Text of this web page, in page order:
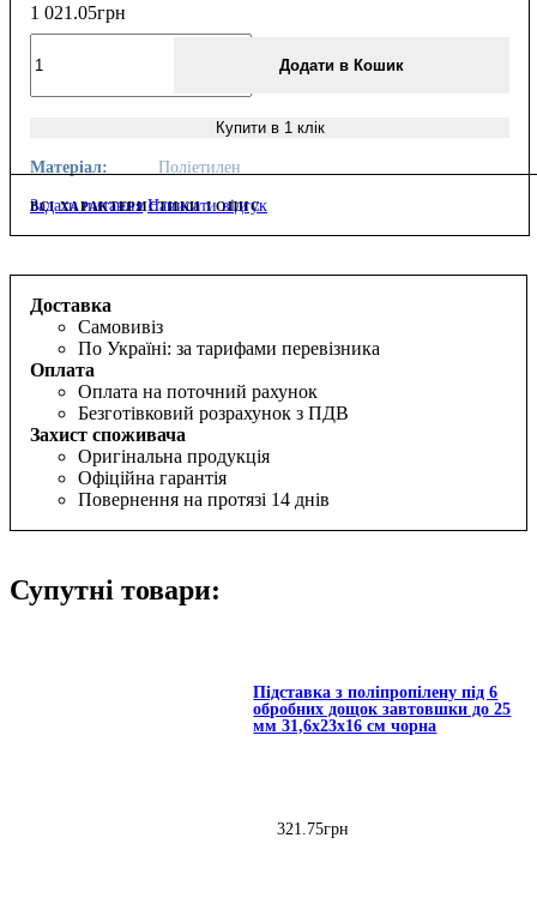
1 021 .05грн
Додати в Кошик
Купити в 1 клік
Матеріал: Поліетилен
ВСІ ХАРАКТЕРИСТИКИ І ОПИС
Задати питання Написати відгук
Супутні товари:
Підставка з поліпропілену під 6
обробних дощок завтовшки до 25
мм 31,6х23х16 см чорна
321.75грн
Доставка
Самовивіз
По Україні: за тарифами перевізника
Оплата
Оплата на поточний рахунок
Безготівковий розрахунок з ПДВ
Захист споживача
Оригінальна продукція
Офіційна гарантія
Повернення на протязі 14 днів